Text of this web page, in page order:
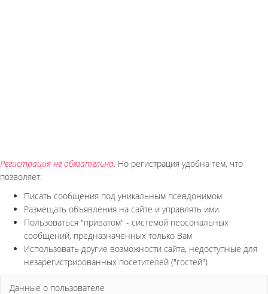
Регистрация не обязательна. Но регистрация удобна тем, что
позволяет:
Писать сообщения под уникальным псевдонимом
Размещать объявления на сайте и управлять ими
Пользоваться "приватом" - системой персональных
сообщений, предназначенных только Вам
Использовать другие возможности сайта, недоступные для
незарегистрированных посетителей ("гостей")
Данные о пользователе